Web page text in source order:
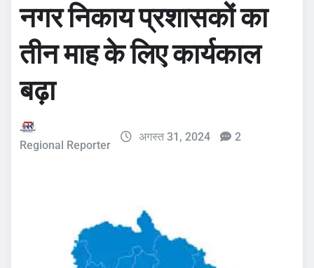
नगर निकाय प्रशासकों का
तीन माह के लिए कार्यकाल
बढ़ा
Regional Reporter
अगस्त 31, 2024 2